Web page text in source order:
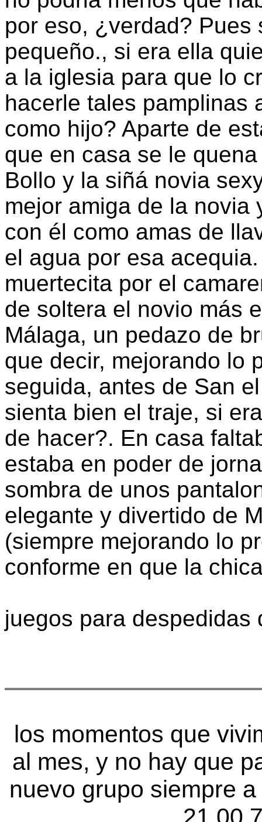
por eso, ¿verdad?
pequeño., si era ella
a la iglesia para que lo
hacerle tales pamplinas
como hijo? Aparte de
que en casa se le
Bollo y la siñá novia
mejor amiga de la novia
con él como amas de
el agua por esa
muertecita por el
de soltera el novio más
Málaga, un pedazo de
que decir, mejorando lo
seguida, antes de San
sienta bien el traje, si
de hacer?. En casa
estaba en poder de
sombra de unos
elegante y divertido de
(siempre mejorando lo
conforme en que la
juegos para despedidas
los momentos que
al mes, y no hay que
nuevo grupo siempre